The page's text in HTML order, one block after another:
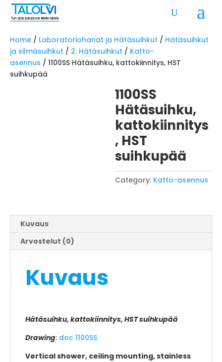
Home / Laboratoriohanat ja Hätäsuihkut / Hätäsuihkut
ja silmäsuihkut / 2. Hätäsuihkut / Katto-
asennus / 1100SS Hätäsuihku, kattokiinnitys, HST
suihkupää
1100SS
Hätäsuihku,
kattokiinnitys
, HST
suihkupää
Category: Katto-asennus
Kuvaus
Arvostelut (0)
Kuvaus
Hätäsuihku, kattokiinnitys, HST suihkupää
Drawing: doc 1100SS
Vertical shower, ceiling mounting, stainless